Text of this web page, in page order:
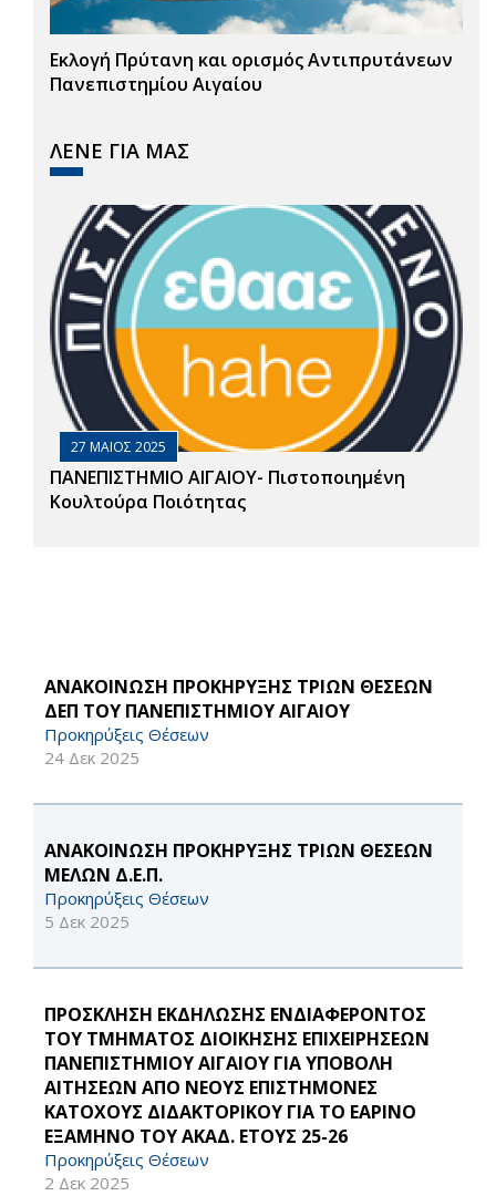
Εκλογή Πρύτανη και ορισμός Αντιπρυτάνεων
Πανεπιστημίου Αιγαίου
ΛΕΝΕ ΓΙΑ ΜΑΣ
27 ΜΑΙΟΣ 2025
ΠΑΝΕΠΙΣΤΗΜΙΟ ΑΙΓΑΙΟΥ- Πιστοποιημένη
Κουλτούρα Ποιότητας
ΑΝΑΚΟΙΝΩΣΗ ΠΡΟΚΗΡΥΞΗΣ ΤΡΙΩΝ ΘΕΣΕΩΝ
ΔΕΠ ΤΟΥ ΠΑΝΕΠΙΣΤΗΜΙΟΥ ΑΙΓΑΙΟΥ
Προκηρύξεις Θέσεων
24 Δεκ 2025
ΑΝΑΚΟΙΝΩΣΗ ΠΡΟΚΗΡΥΞΗΣ ΤΡΙΩΝ ΘΕΣΕΩΝ
ΜΕΛΩΝ Δ.Ε.Π.
Προκηρύξεις Θέσεων
5 Δεκ 2025
ΠΡΟΣΚΛΗΣΗ ΕΚΔΗΛΩΣΗΣ ΕΝΔΙΑΦΕΡΟΝΤΟΣ
ΤΟΥ ΤΜΗΜΑΤΟΣ ΔΙΟΙΚΗΣΗΣ ΕΠΙΧΕΙΡΗΣΕΩΝ
ΠΑΝΕΠΙΣΤΗΜΙΟΥ ΑΙΓΑΙΟΥ ΓΙΑ ΥΠΟΒΟΛΗ
ΑΙΤΗΣΕΩΝ ΑΠΟ ΝΕΟΥΣ ΕΠΙΣΤΗΜΟΝΕΣ
ΚΑΤΟΧΟΥΣ ΔΙΔΑΚΤΟΡΙΚΟΥ ΓΙΑ ΤΟ ΕΑΡΙΝΟ
ΕΞΑΜΗΝΟ ΤΟΥ ΑΚΑΔ. ΕΤΟΥΣ 25-26
Προκηρύξεις Θέσεων
2 Δεκ 2025